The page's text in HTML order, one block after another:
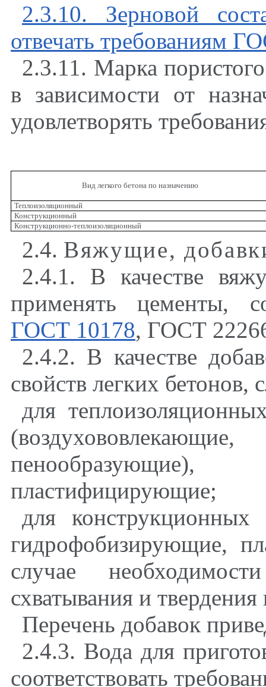
2.3.10. Зерновой
отвечать требованиям
2.3.11. Марка
в зависимости от
удовлетворять
Вид легкого бетона по назначению
Теплоизоляционный
Конструкционный
Конструкционно-теплоизоляционный
2.4. Вяжущие,
2.4.1. В качестве
применять цементы,
ГОСТ 10178, ГОСТ
2.4.2. В качестве
свойств легких бетонов,
для
(воздухововлекающие,
пенообразующие),
пластифицирующие;
для
гидрофобизирующие,
случае
схватывания и
Перечень добавок
2.4.3. Вода для
соответствовать